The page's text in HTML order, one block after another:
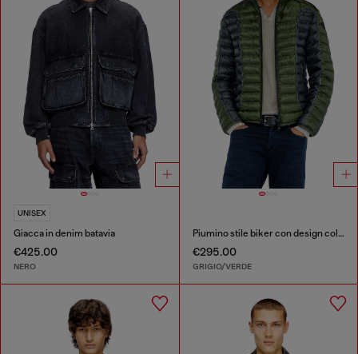
UNISEX
Giacca in denim batavia
€425.00
NERO
Piumino stile biker con design colour-block
€295.00
GRIGIO/VERDE